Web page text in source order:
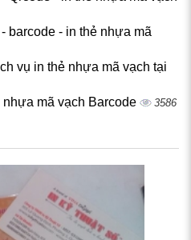
barcode - in thẻ nhựa mã
vụ in thẻ nhựa mã vạch tại
nhựa mã vạch Barcode 3586